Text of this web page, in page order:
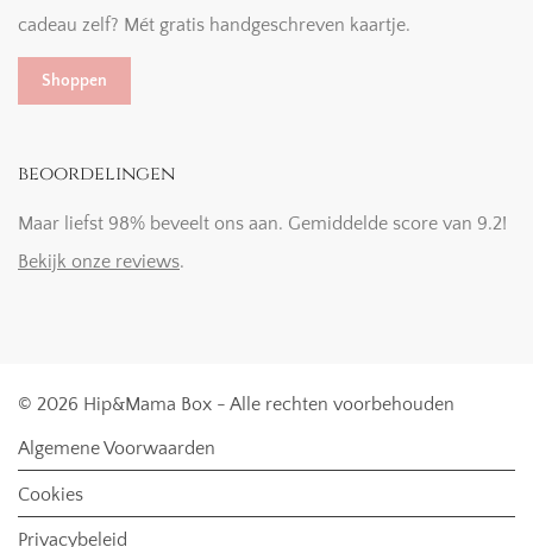
cadeau zelf? Mét gratis handgeschreven kaartje.
Shoppen
beoordelingen
Maar liefst 98% beveelt ons aan. Gemiddelde score van 9.2!
Bekijk onze reviews.
© 2026 Hip&Mama Box - Alle rechten voorbehouden
Algemene Voorwaarden
Cookies
Privacybeleid